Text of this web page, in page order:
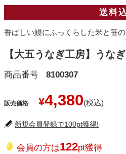
送料
香ばしい鰻にふっくらした米と笹
【大五うなぎ工房】うな
商品番号 8100307
販売価格 ¥4,380
新規会員登録で100pt獲得!
会員の方は122pt獲得